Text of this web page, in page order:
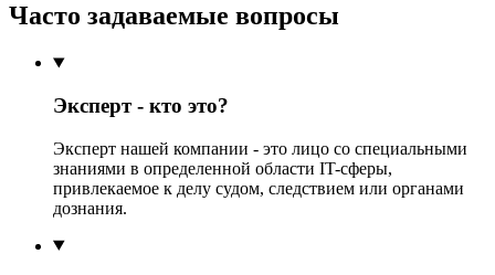
Часто задаваемые вопросы
Эксперт - кто это?
Эксперт нашей компании - это лицо со специальными
знаниями в определенной области IT-сферы,
привлекаемое к делу судом, следствием или органами
дознания.